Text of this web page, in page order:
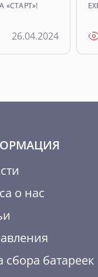
26.04.2024
о нас
сбора батареек